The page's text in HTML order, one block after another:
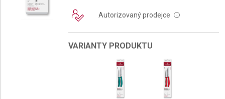
Autorizovaný prodejce i
VARIANTY PRODUKTU